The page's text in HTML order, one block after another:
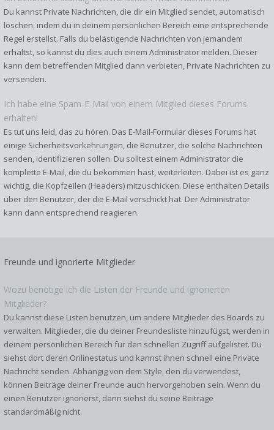
Du kannst Private Nachrichten, die dir ein Mitglied sendet, automatisch
löschen, indem du in deinem persönlichen Bereich eine entsprechende
Regel erstellst. Falls du belästigende Nachrichten von jemandem
erhältst, so kannst du dies auch einem Administrator melden. Dieser
kann dem betreffenden Mitglied dann verbieten, Private Nachrichten zu
versenden.
Ich habe eine Spam-E-Mail von einem Mitglied dieses Forums
erhalten!
Es tut uns leid, das zu hören. Das E-Mail-Formular dieses Forums hat
einige Sicherheitsvorkehrungen, die Benutzer, die solche Nachrichten
senden, identifizieren sollen. Du solltest einem Administrator die
komplette E-Mail, die du bekommen hast, weiterleiten. Dabei ist es ganz
wichtig, die Kopfzeilen (Headers) mitzuschicken. Diese enthalten Details
über den Benutzer, der die E-Mail verschickt hat. Der Administrator
kann dann entsprechend reagieren.
Freunde und ignorierte Mitglieder
Wozu benötige ich die Listen der Freunde und ignorierten
Mitglieder?
Du kannst diese Listen benutzen, um andere Mitglieder des Boards zu
verwalten. Mitglieder, die du deiner Freundesliste hinzufügst, werden in
deinem persönlichen Bereich für den schnellen Zugriff aufgelistet. Du
siehst dort deren Onlinestatus und kannst ihnen schnell eine Private
Nachricht senden. Abhängig von dem Style, den du verwendest,
können Beiträge deiner Freunde auch hervorgehoben sein. Wenn du
einen Benutzer ignorierst, dann siehst du seine Beiträge
standardmäßig nicht.